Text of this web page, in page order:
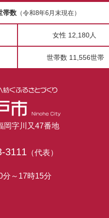
帯数（令和8年6月末現在）
女性 12,180人
世帯数 11,556世帯
字川又47番地
3111 （代表）
分～17時15分